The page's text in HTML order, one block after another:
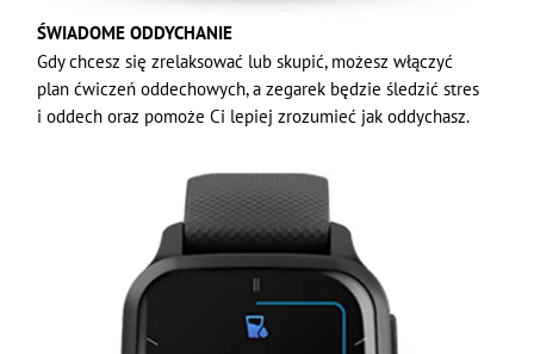
ŚWIADOME ODDYCHANIE
Gdy chcesz się zrelaksować lub skupić, możesz włączyć
plan ćwiczeń oddechowych, a zegarek będzie śledzić stres
i oddech oraz pomoże Ci lepiej zrozumieć jak oddychasz.